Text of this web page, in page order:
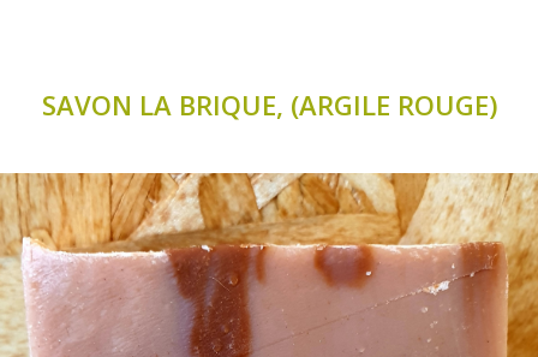
SAVON LA BRIQUE, (ARGILE ROUGE)